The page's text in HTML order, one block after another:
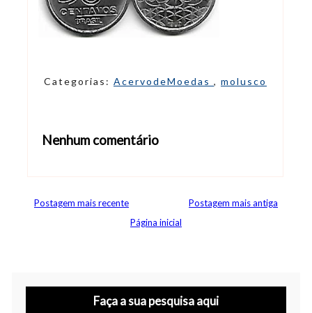
Categorias: AcervodeMoedas , molusco
Nenhum comentário
Postagem mais recente
Postagem mais antiga
Página inicial
Faça a sua pesquisa aqui